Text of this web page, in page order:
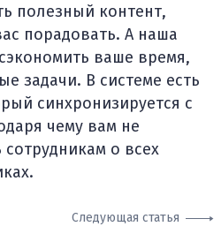
полезный контент,
порадовать. А наша
ваше время,
задачи. В системе есть
синхронизируется с
чему вам не
о всех
Следующая статья